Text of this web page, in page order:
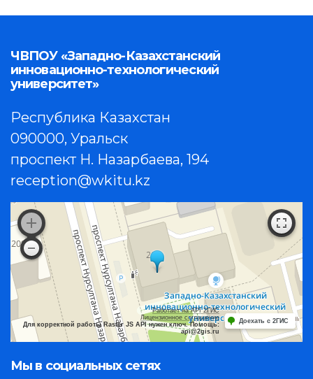
ЧВПОУ «Западно-Казахстанский
инновационно-технологический
университет»
Республика Казахстан
090000, Уральск
проспект Н. Назарбаева, 194
reception@wkitu.kz
Работает на API 2ГИС
Лицензионное соглашение
Для корректной работы Raster JS API нужен ключ. Помощь:
api@2gis.ru
Доехать с 2ГИС
Мы в социальных сетях